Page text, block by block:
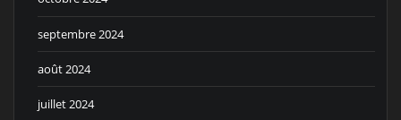
septembre 2024
août 2024
juillet 2024